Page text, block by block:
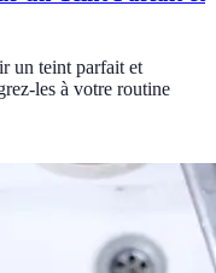
un teint parfait et
les à votre routine